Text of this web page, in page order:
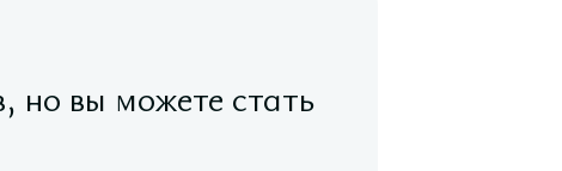
но вы можете стать